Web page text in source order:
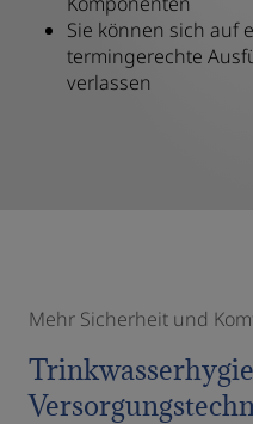
Sie können sich auf
termingerechte
verlassen
Mehr Sicherheit und